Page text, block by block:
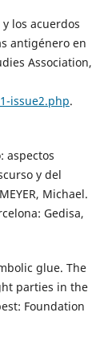
los acuerdos
antigénero en
Association,
issue2.php.
aspectos
y del
Michael.
Gedisa,
glue. The
parties in the
Foundation